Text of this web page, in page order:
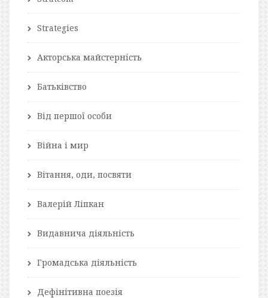
Strategies
Акторська майстерність
Батьківство
Від першої особи
Війна і мир
Вітання, оди, посвяти
Валерій Ліпкан
Видавнича діяльність
Громадська діяльність
Дефінітивна поезія